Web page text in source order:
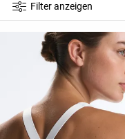
Filter anzeigen